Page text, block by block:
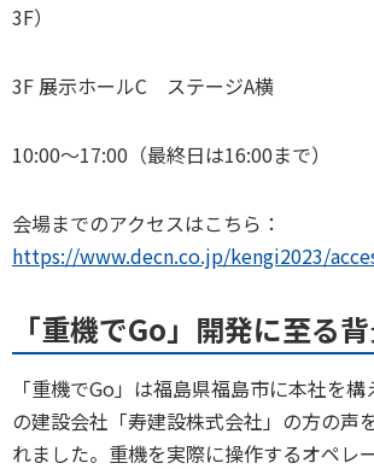
3F）
3F 展示ホールC ステージA横
10:00～17:00（最終日は16:00まで）
会場までのアクセスはこちら：
https://www.decn.co.jp/kengi2023/
「重機でGo」開発に至る
「重機でGo」は福島県福島市に本社を
の建設会社「寿建設株式会社」の方の声
れました。重機を実際に操作するオペレ